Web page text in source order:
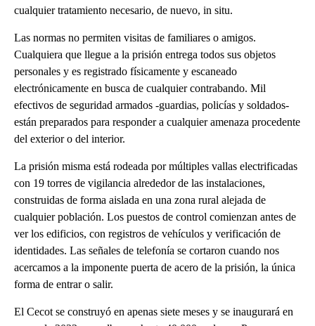
cualquier tratamiento necesario, de nuevo, in situ.
Las normas no permiten visitas de familiares o amigos.
Cualquiera que llegue a la prisión entrega todos sus objetos
personales y es registrado físicamente y escaneado
electrónicamente en busca de cualquier contrabando. Mil
efectivos de seguridad armados -guardias, policías y soldados-
están preparados para responder a cualquier amenaza procedente
del exterior o del interior.
La prisión misma está rodeada por múltiples vallas electrificadas
con 19 torres de vigilancia alrededor de las instalaciones,
construidas de forma aislada en una zona rural alejada de
cualquier población. Los puestos de control comienzan antes de
ver los edificios, con registros de vehículos y verificación de
identidades. Las señales de telefonía se cortaron cuando nos
acercamos a la imponente puerta de acero de la prisión, la única
forma de entrar o salir.
El Cecot se construyó en apenas siete meses y se inaugurará en